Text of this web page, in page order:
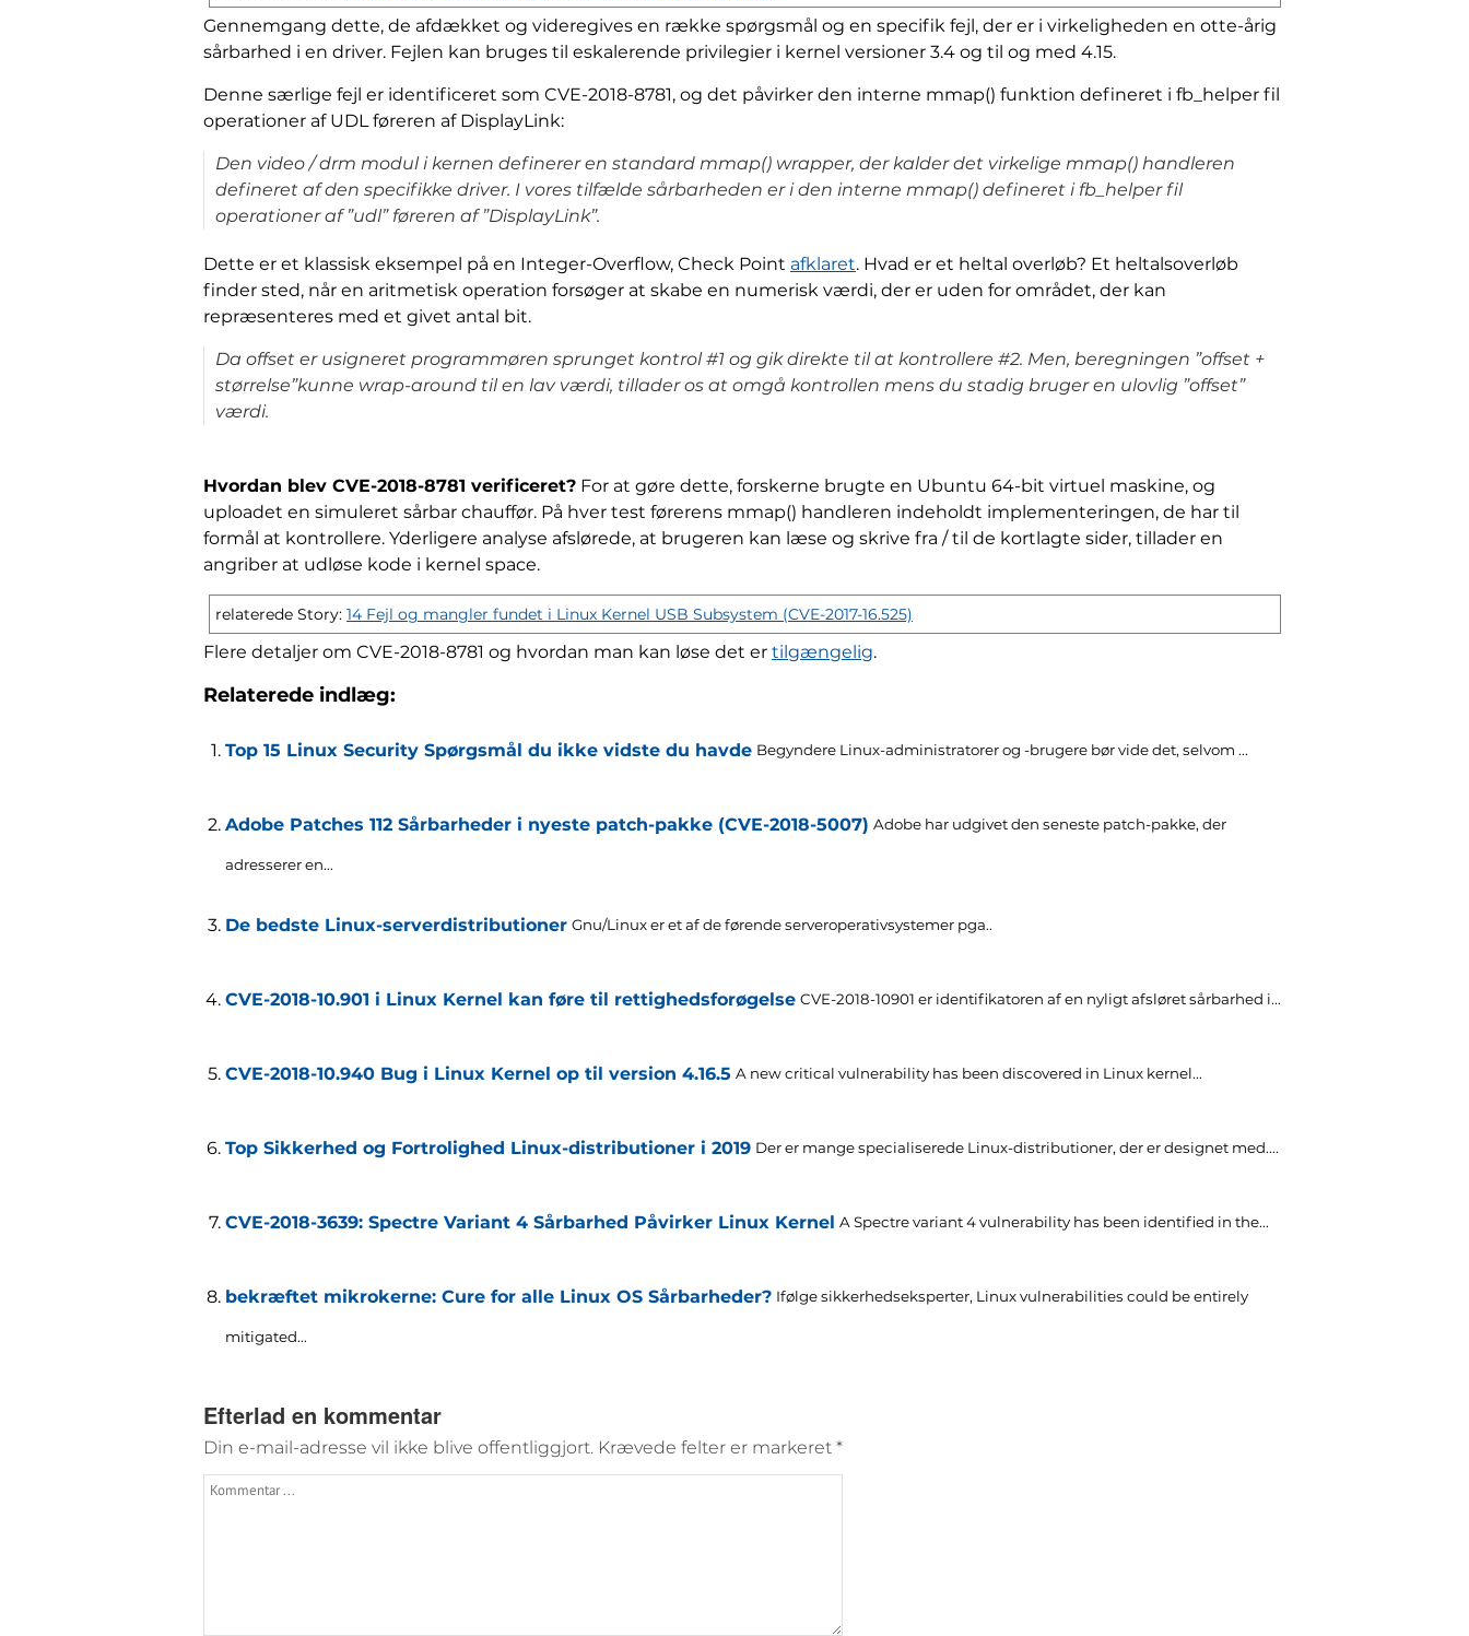
Gennemgang dette, de afdækket og videregives en række spørgsmål og en specifik fejl, der er i virkeligheden en otte-årig
sårbarhed i en driver. Fejlen kan bruges til eskalerende privilegier i kernel versioner 3.4 og til og med 4.15.
Denne særlige fejl er identificeret som CVE-2018-8781, og det påvirker den interne mmap() funktion defineret i fb_helper fil
operationer af UDL føreren af ​​DisplayLink:
Den video / drm modul i kernen definerer en standard mmap() wrapper, der kalder det virkelige mmap() handleren
defineret af den specifikke driver. I vores tilfælde sårbarheden er i den interne mmap() defineret i fb_helper fil
operationer af ”udl” føreren af ​​”DisplayLink”.
Dette er et klassisk eksempel på en Integer-Overflow, Check Point afklaret. Hvad er et heltal overløb? Et heltalsoverløb
finder sted, når en aritmetisk operation forsøger at skabe en numerisk værdi, der er uden for området, der kan
repræsenteres med et givet antal bit.
Da offset er usigneret programmøren sprunget kontrol #1 og gik direkte til at kontrollere #2. Men, beregningen ”offset +
størrelse”kunne wrap-around til en lav værdi, tillader os at omgå kontrollen mens du stadig bruger en ulovlig ”offset”
værdi.
Hvordan blev CVE-2018-8781 verificeret? For at gøre dette, forskerne brugte en Ubuntu 64-bit virtuel maskine, og
uploadet en simuleret sårbar chauffør. På hver test førerens mmap() handleren indeholdt implementeringen, de har til
formål at kontrollere. Yderligere analyse afslørede, at brugeren kan læse og skrive fra / til de kortlagte sider, tillader en
angriber at udløse kode i kernel space.
relaterede Story: 14 Fejl og mangler fundet i Linux Kernel USB Subsystem (CVE-2017-16.525)
Flere detaljer om CVE-2018-8781 og hvordan man kan løse det er tilgængelig.
Relaterede indlæg:
Top 15 Linux Security Spørgsmål du ikke vidste du havde Begyndere Linux-administratorer og -brugere bør vide det, selvom ...
Adobe Patches 112 Sårbarheder i nyeste patch-pakke (CVE-2018-5007) Adobe har udgivet den seneste patch-pakke, der
adresserer en...
De bedste Linux-serverdistributioner Gnu/Linux er et af de førende serveroperativsystemer pga..
CVE-2018-10.901 i Linux Kernel kan føre til rettighedsforøgelse CVE-2018-10901 er identifikatoren af en nyligt afsløret sårbarhed i...
CVE-2018-10.940 Bug i Linux Kernel op til version 4.16.5 A new critical vulnerability has been discovered in Linux kernel...
Top Sikkerhed og Fortrolighed Linux-distributioner i 2019 Der er mange specialiserede Linux-distributioner, der er designet med....
CVE-2018-3639: Spectre Variant 4 Sårbarhed Påvirker Linux Kernel A Spectre variant 4vulnerability has been identified in the...
bekræftet mikrokerne: Cure for alle Linux OS Sårbarheder? Ifølge sikkerhedseksperter, Linux vulnerabilities could be entirely
mitigated...
Efterlad en kommentar
Din e-mail-adresse vil ikke blive offentliggjort. Krævede felter er markeret *